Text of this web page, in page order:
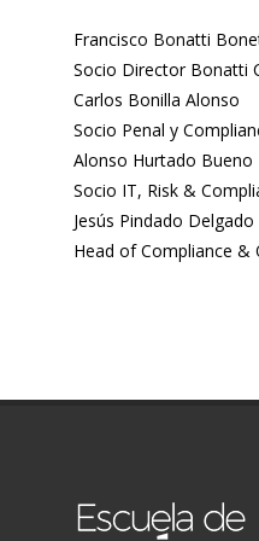
Francisco Bonatti
Socio Director Bonatti
Carlos Bonilla Alonso
Socio Penal y
Alonso Hurtado Bueno
Socio IT, Risk &
Jesús Pindado Delgado
Head of Compliance &